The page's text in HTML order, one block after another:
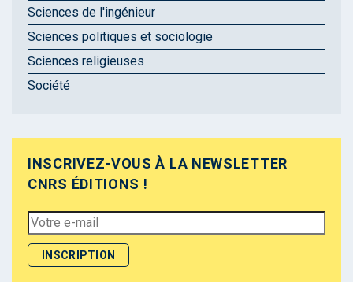
Sciences de l'ingénieur
Sciences politiques et sociologie
Sciences religieuses
Société
INSCRIVEZ-VOUS À LA NEWSLETTER
CNRS ÉDITIONS !